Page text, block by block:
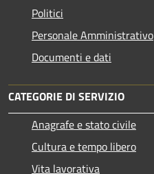
Politici
Personale Amministrativo
Documenti e dati
CATEGORIE DI SERVIZIO
Anagrafe e stato civile
Cultura e tempo libero
Vita lavorativa